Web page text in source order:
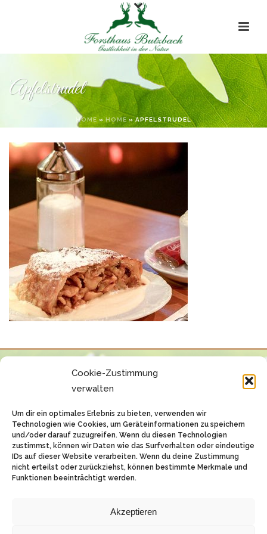
Cookie-Zustimmung
verwalten
Um dir ein optimales Erlebnis zu bieten, verwenden wir
Technologien wie Cookies, um Geräteinformationen zu speichern
und/oder darauf zuzugreifen. Wenn du diesen Technologien
zustimmst, können wir Daten wie das Surfverhalten oder eindeutige
IDs auf dieser Website verarbeiten. Wenn du deine Zustimmung
nicht erteilst oder zurückziehst, können bestimmte Merkmale und
Funktionen beeinträchtigt werden.
Akzeptieren
Apfelstrudel
HOME » HOME »APFELSTRUDEL
© 2026 Forsthaus Butzbach